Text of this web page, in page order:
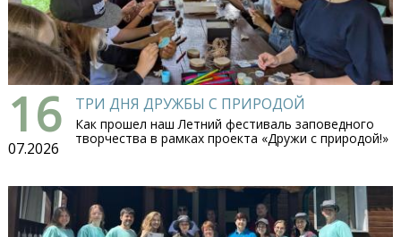
16
07.2026
ТРИ ДНЯ ДРУЖБЫ С ПРИРОДОЙ
Как прошел наш Летний фестиваль заповедного
творчества в рамках проекта «Дружи с природой!»